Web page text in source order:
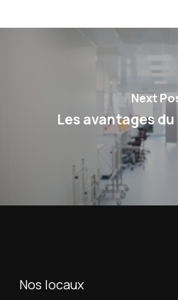
Next
Les avantages
Nos locaux